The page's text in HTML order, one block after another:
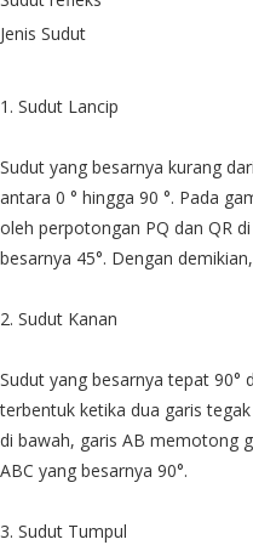
Jenis Sudut
1. Sudut Lancip
Sudut yang besarnya kurang
antara 0 ° hingga 90 °. Pada
oleh perpotongan PQ dan QR
besarnya 45°. Dengan
2. Sudut Kanan
Sudut yang besarnya tepat 90°
terbentuk ketika dua garis
di bawah, garis AB memotong
ABC yang besarnya 90°.
3. Sudut Tumpul